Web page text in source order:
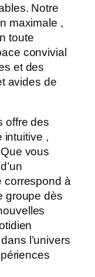
Notre
maximale ,
toute
convivial
et des
avides de
offre des
intuitive ,
vous
correspond à
groupe dès
l’univers